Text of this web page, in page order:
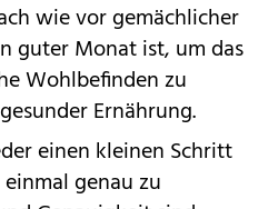
wie vor gemächlicher
guter Monat ist, um das
Wohlbefinden zu
Ernährung.
einen kleinen Schritt
genau zu